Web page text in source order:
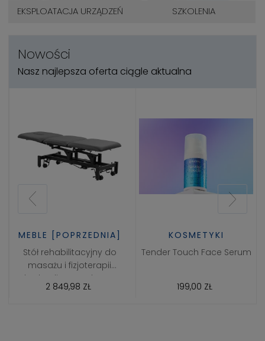
EKSPLOATACJA URZĄDZEŃ SZKOLENIA
Nowości
Nasz najlepsza oferta ciągle aktualna
MEBLE [POPRZEDNIA]
Stół rehabilitacyjny do
masażu i fizjoterapii
hydrauliczny Balance
Solidum 3 Szary
2 849,98 ZŁ
KOSMETYKI
Tender Touch Face Serum
199,00 ZŁ